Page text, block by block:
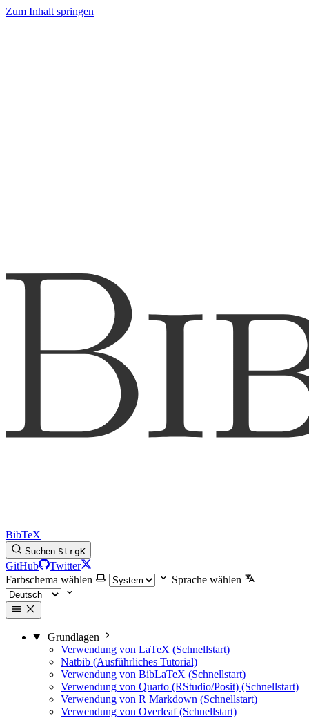
Zum Inhalt springen
BibTeX
Suchen StrgK
GitHub
Twitter
Farbschema wählen
Sprache wählen
Grundlagen
Verwendung von LaTeX (Schnellstart)
Natbib (Ausführliches Tutorial)
Verwendung von BibLaTeX (Schnellstart)
Verwendung von Quarto (RStudio/Posit) (Schnellstart)
Verwendung von R Markdown (Schnellstart)
Verwendung von Overleaf (Schnellstart)